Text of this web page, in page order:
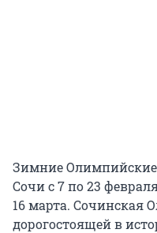
Зимние Олимпийские
Сочи с 7 по 23
16 марта. Сочинская
дорогостоящей в